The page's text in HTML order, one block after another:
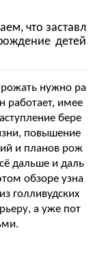
что заставл
детей
рожать нужно ра
работает, имее
бере
повышение
и планов рож
дальше и даль
обзоре узна
голливудских
а уже пот